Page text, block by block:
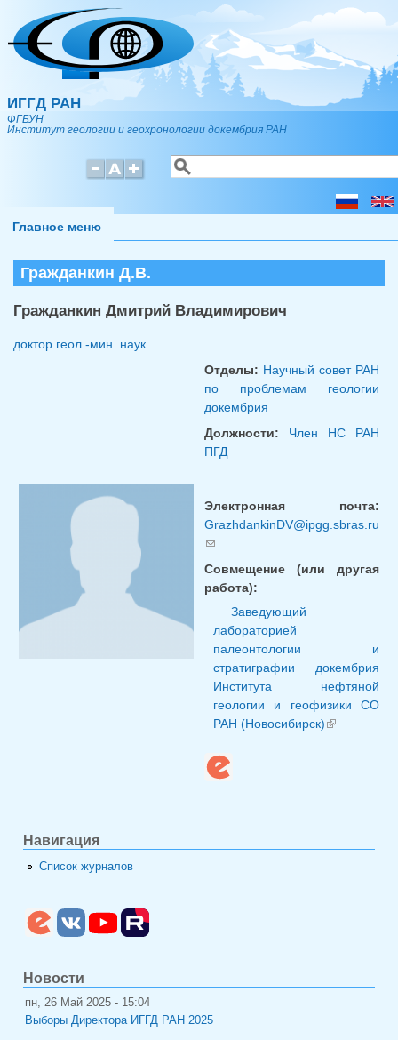
Перейти к основному содержанию
ИГГД РАН
ФГБУН
Институт геологии и геохронологии докембрия РАН
Форма поиска
Поиск
Главное меню
Гражданкин Д.В.
Гражданкин Дмитрий Владимирович
доктор геол.-мин. наук
Отделы: Научный совет РАН
по проблемам геологии
докембрия
Должности: Член НС РАН
ПГД
Электронная почта:
GrazhdankinDV@ipgg.sbras.ru
(ссылка для отправки email)
Совмещение (или другая
работа):
Заведующий
лабораторией
палеонтологии и
стратиграфии докембрия
Института нефтяной
геологии и геофизики СО
РАН (Новосибирск)
Навигация
Список журналов
Новости
пн, 26 Май 2025 - 15:04
Выборы Директора ИГГД РАН 2025